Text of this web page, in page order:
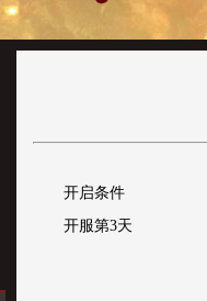
开启条件
开服第3天